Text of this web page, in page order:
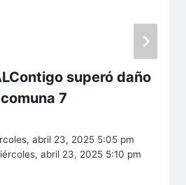
superó daño
7
abril 23, 2025 5:05 pm
abril 23, 2025 5:10 pm